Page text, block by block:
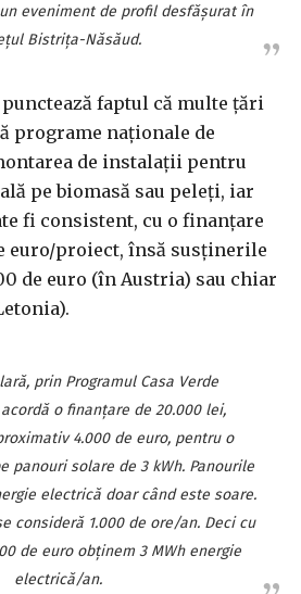
eveniment de profil desfăşurat în
Bistriţa-Năsăud.
faptul că multe ţări
programe naţionale de
de instalaţii pentru
pe biomasă sau peleţi, iar
fi consistent, cu o finanţare
euro/proiect, însă susţinerile
de euro (în Austria) sau chiar
prin Programul Casa Verde
o finanţare de 20.000 lei,
4.000 de euro, pentru o
panouri solare de 3 kWh. Panourile
electrică doar când este soare.
consideră 1.000 de ore/an. Deci cu
de euro obţinem 3 MWh energie
electrică/an.